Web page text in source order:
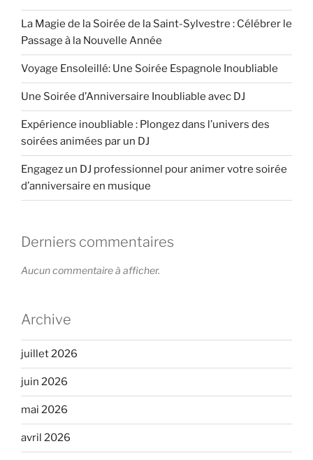
La Magie de la Soirée de la Saint-Sylvestre : Célébrer le
Passage à la Nouvelle Année
Voyage Ensoleillé: Une Soirée Espagnole Inoubliable
Une Soirée d’Anniversaire Inoubliable avec DJ
Expérience inoubliable : Plongez dans l’univers des
soirées animées par un DJ
Engagez un DJ professionnel pour animer votre soirée
d’anniversaire en musique
Derniers commentaires
Aucun commentaire à afficher.
Archive
juillet 2026
juin 2026
mai 2026
avril 2026